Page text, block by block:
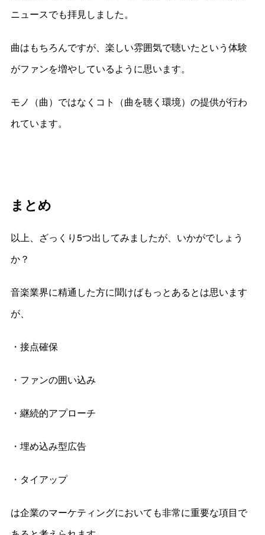
ニュースでも拝見しました。
曲はもちろんですが、楽しい雰囲気で聴いたという体験
がファンを増やしているように思います。
モノ（曲）ではなくコト（曲を聴く環境）の提供が行わ
れています。
まとめ
以上、ざっくり5つ出してみましたが、いかがでしょう
か？
音楽業界に精通した方に聞けばもっとあるとは思います
が、
・接点確保
・ファンの囲い込み
・継続的アプローチ
・埋め込み型広告
・タイアップ
は企業のマーケティングにおいても非常に重要な項目で